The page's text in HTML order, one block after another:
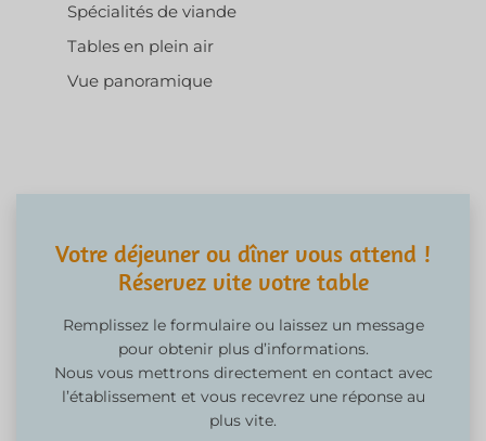
Spécialités de viande
Tables en plein air
Vue panoramique
Votre déjeuner ou dîner vous attend !
Réservez vite votre table
Remplissez le formulaire ou laissez un message
pour obtenir plus d’informations.
Nous vous mettrons directement en contact avec
l’établissement et vous recevrez une réponse au
plus vite.